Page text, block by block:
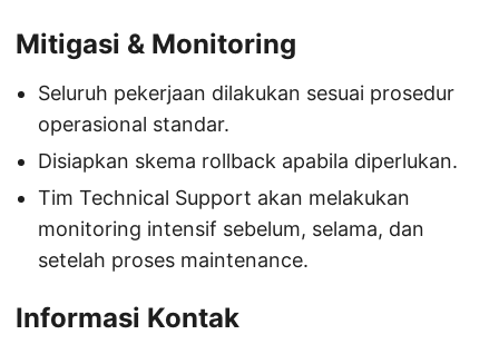
Mitigasi & Monitoring
Seluruh pekerjaan dilakukan sesuai prosedur
operasional standar.
Disiapkan skema rollback apabila diperlukan.
Tim Technical Support akan melakukan
monitoring intensif sebelum, selama, dan
setelah proses maintenance.
Informasi Kontak